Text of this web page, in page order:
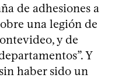
de adhesiones a
una legión de
y de
Y
haber sido un